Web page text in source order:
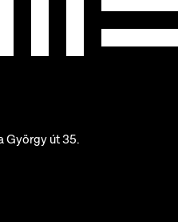
György út 35.